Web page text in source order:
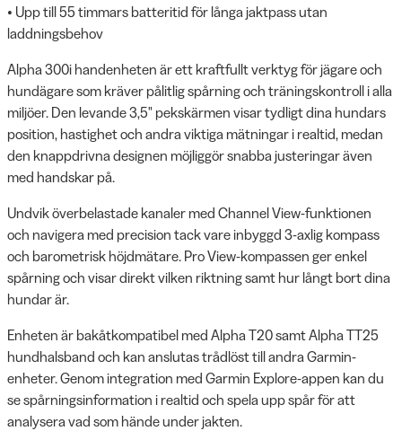
• Upp till 55 timmars batteritid för långa jaktpass utan
laddningsbehov
Alpha 300i handenheten är ett kraftfullt verktyg för jägare och
hundägare som kräver pålitlig spårning och träningskontroll i alla
miljöer. Den levande 3,5" pekskärmen visar tydligt dina hundars
position, hastighet och andra viktiga mätningar i realtid, medan
den knappdrivna designen möjliggör snabba justeringar även
med handskar på.
Undvik överbelastade kanaler med Channel View-funktionen
och navigera med precision tack vare inbyggd 3-axlig kompass
och barometrisk höjdmätare. Pro View-kompassen ger enkel
spårning och visar direkt vilken riktning samt hur långt bort dina
hundar är.
Enheten är bakåtkompatibel med Alpha T20 samt Alpha TT25
hundhalsband och kan anslutas trådlöst till andra Garmin-
enheter. Genom integration med Garmin Explore-appen kan du
se spårningsinformation i realtid och spela upp spår för att
analysera vad som hände under jakten.